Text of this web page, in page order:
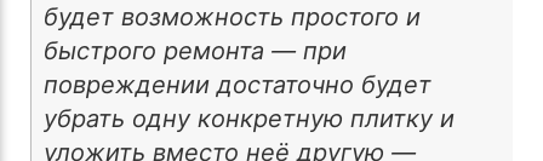
будет возможность простого и
быстрого ремонта — при
повреждении достаточно будет
убрать одну конкретную плитку и
уложить вместо неё другую —